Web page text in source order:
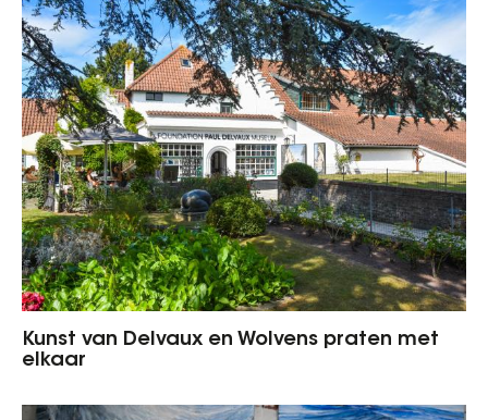
Kunst van Delvaux en Wolvens praten met
elkaar